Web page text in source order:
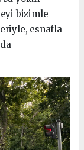
bizimle
esnafla